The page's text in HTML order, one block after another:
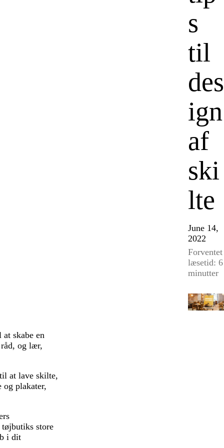
s
til
des
ign
af
ski
lte
June 14,
2022
Forventet
læsetid: 6
minutter
skabe en
og lær,
at lave skilte,
plakater,
store
i dit